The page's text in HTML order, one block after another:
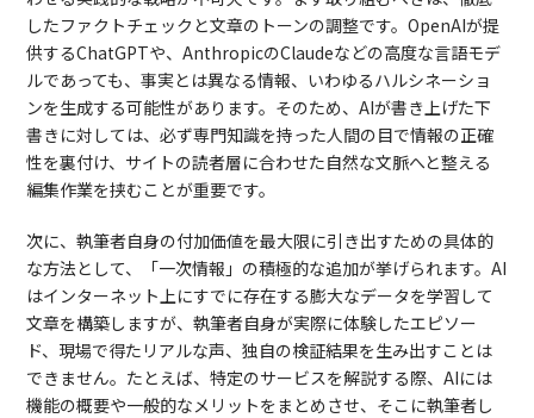
したファクトチェックと文章のトーンの調整です。OpenAIが提
供するChatGPTや、AnthropicのClaudeなどの高度な言語モデ
ルであっても、事実とは異なる情報、いわゆるハルシネーショ
ンを生成する可能性があります。そのため、AIが書き上げた下
書きに対しては、必ず専門知識を持った人間の目で情報の正確
性を裏付け、サイトの読者層に合わせた自然な文脈へと整える
編集作業を挟むことが重要です。
次に、執筆者自身の付加価値を最大限に引き出すための具体的
な方法として、「一次情報」の積極的な追加が挙げられます。AI
はインターネット上にすでに存在する膨大なデータを学習して
文章を構築しますが、執筆者自身が実際に体験したエピソー
ド、現場で得たリアルな声、独自の検証結果を生み出すことは
できません。たとえば、特定のサービスを解説する際、AIには
機能の概要や一般的なメリットをまとめさせ、そこに執筆者し